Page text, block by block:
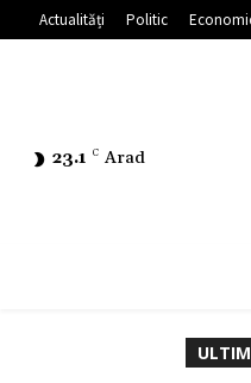
Actualități Politic
23.1 C Arad